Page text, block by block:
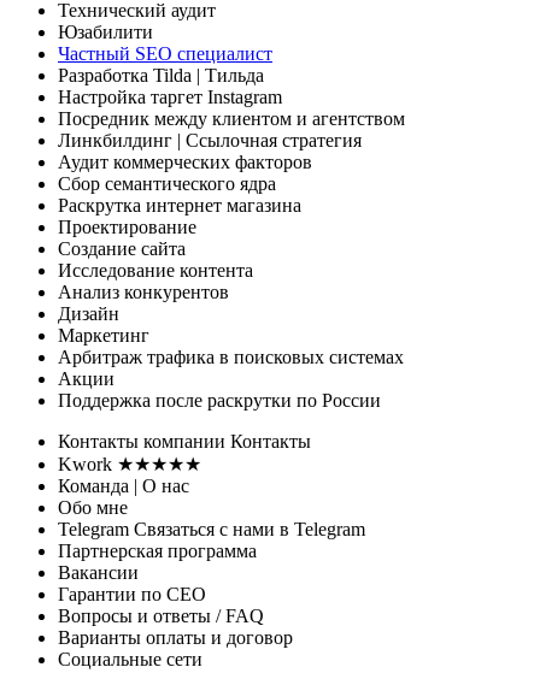
Технический аудит
Юзабилити
Частный SEO специалист
Разработка Tilda | Тильда
Настройка таргет Instagram
Посредник между клиентом и агентством
Линкбилдинг | Ссылочная стратегия
Аудит коммерческих факторов
Сбор семантического ядра
Раскрутка интернет магазина
Проектирование
Создание сайта
Исследование контента
Анализ конкурентов
Дизайн
Маркетинг
Арбитраж трафика в поисковых системах
Акции
Поддержка после раскрутки по России
Контакты компании Контакты
Kwork ★★★★★
Команда | О нас
Обо мне
Telegram Связаться с нами в Telegram
Партнерская программа
Вакансии
Гарантии по СЕО
Вопросы и ответы / FAQ
Варианты оплаты и договор
Социальные сети